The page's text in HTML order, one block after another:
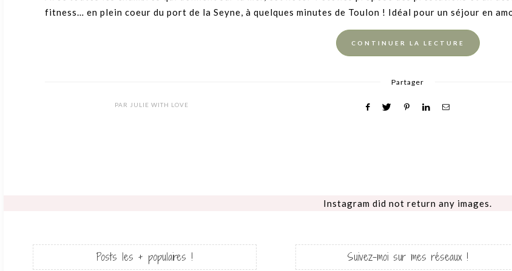
fitness… en plein coeur du port de la Seyne, à quelques minutes de Toulon ! Idéal pour un séjour en
CONTINUER LA LECTURE
Partager
PAR JULIE WITH LOVE
Instagram did not return any images.
Posts les + populaires ! Suivez-moi sur mes réseaux !